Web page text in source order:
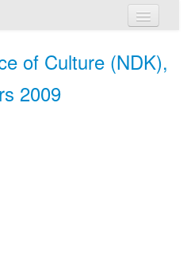
of Culture (NDK),
2009